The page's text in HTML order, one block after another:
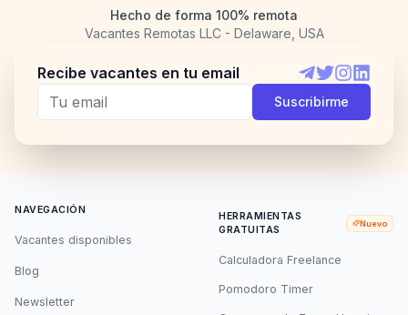
Hecho de forma 100% remota
Vacantes Remotas LLC - Delaware, USA
Recibe vacantes en tu email
Telegram
TwitterInstagram
Suscribirme
NAVEGACIÓN
Vacantes disponibles
Blog
Newsletter
HERRAMIENTAS
GRATUITAS
Nuevo
Calculadora Freelance
Pomodoro Timer